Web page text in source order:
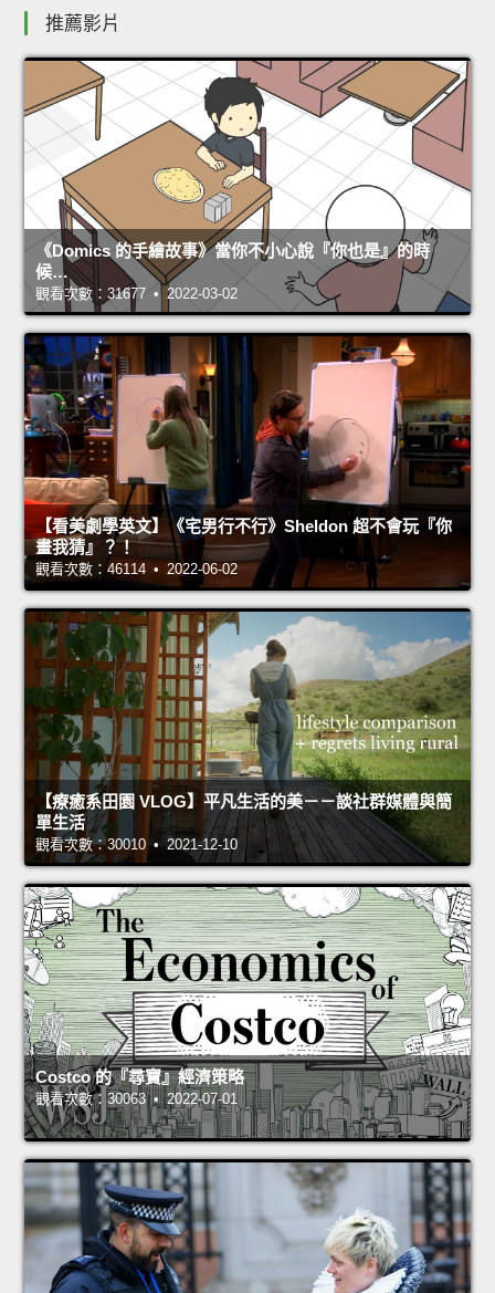
推薦影片
《Domics 的手繪故事》當你不小心說『你也是』的時
候…
觀看次數：31677 • 2022-03-02
【看美劇學英文】《宅男行不行》Sheldon 超不會玩『你
畫我猜』？！
觀看次數：46114 • 2022-06-02
【療癒系田園 VLOG】平凡生活的美－－談社群媒體與簡
單生活
觀看次數：30010 • 2021-12-10
Costco 的『尋寶』經濟策略
觀看次數：30063 • 2022-07-01